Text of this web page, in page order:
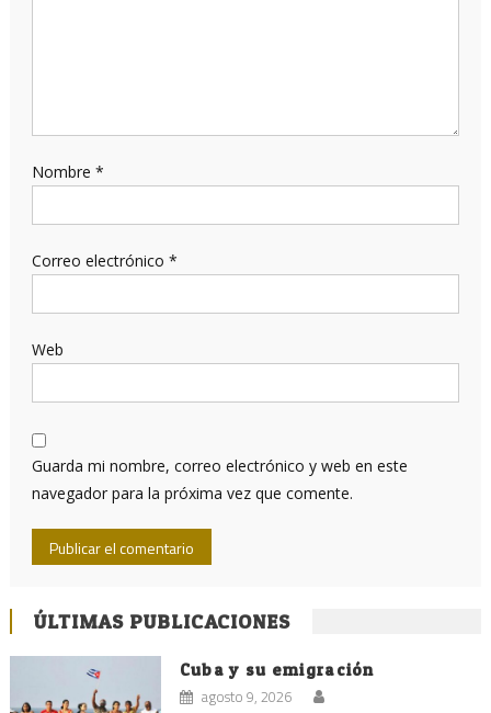
Nombre *
Correo electrónico *
Web
Guarda mi nombre, correo electrónico y web en este
navegador para la próxima vez que comente.
ÚLTIMAS PUBLICACIONES
Cuba y su emigración
agosto 9, 2026